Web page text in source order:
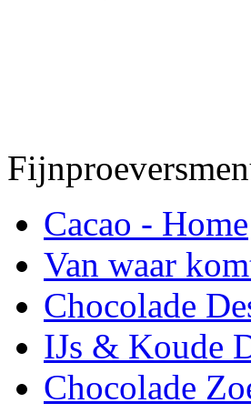
Cacao - Home
Van waar
Chocolade
IJs & Koude
Chocolade